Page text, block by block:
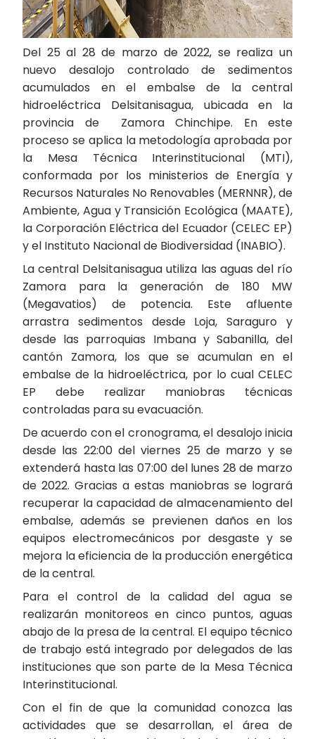
Del 25 al 28 de marzo de 2022, se realiza un
nuevo desalojo controlado de sedimentos
acumulados en el embalse de la central
hidroeléctrica Delsitanisagua, ubicada en la
provincia de Zamora Chinchipe. En este
proceso se aplica la metodología aprobada por
la Mesa Técnica Interinstitucional (MTI),
conformada por los ministerios de Energía y
Recursos Naturales No Renovables (MERNNR), de
Ambiente, Agua y Transición Ecológica (MAATE),
la Corporación Eléctrica del Ecuador (CELEC EP)
y el Instituto Nacional de Biodiversidad (INABIO).
La central Delsitanisagua utiliza las aguas del río
Zamora para la generación de 180 MW
(Megavatios) de potencia. Este afluente
arrastra sedimentos desde Loja, Saraguro y
desde las parroquias Imbana y Sabanilla, del
cantón Zamora, los que se acumulan en el
embalse de la hidroeléctrica, por lo cual CELEC
EP debe realizar maniobras técnicas
controladas para su evacuación.
De acuerdo con el cronograma, el desalojo inicia
desde las 22:00 del viernes 25 de marzo y se
extenderá hasta las 07:00 del lunes 28 de marzo
de 2022. Gracias a estas maniobras se logrará
recuperar la capacidad de almacenamiento del
embalse, además se previenen daños en los
equipos electromecánicos por desgaste y se
mejora la eficiencia de la producción energética
de la central.
Para el control de la calidad del agua se
realizarán monitoreos en cinco puntos, aguas
abajo de la presa de la central. El equipo técnico
de trabajo está integrado por delegados de las
instituciones que son parte de la Mesa Técnica
Interinstitucional.
Con el fin de que la comunidad conozca las
actividades que se desarrollan, el área de